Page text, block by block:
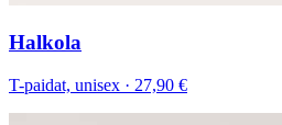
Halkola
T-paidat, unisex · 27,90 €